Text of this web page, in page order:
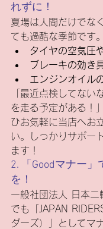
れずに！
夏場は人間だけでな
ても過酷な季節です。
タイヤの空気圧
ブレーキの効き
エンジンオイル
「最近点検してな
を走る予定がある！
ひお気軽に当店へお
い。しっかりサポー
ます！
2. 「Goodマナー」
を！
一般社団法人 日本二
でも「JAPAN
ダーズ）」としてマ